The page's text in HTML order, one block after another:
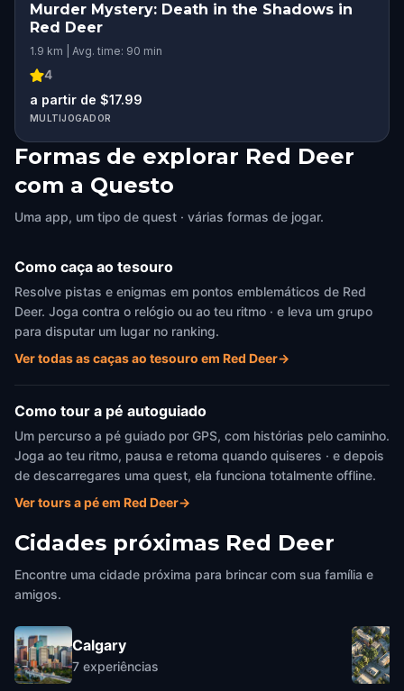
Murder Mystery: Death in the Shadows in
Red Deer
1.9 km | Avg. time: 90 min
4
a partir de $17.99
MULTIJOGADOR
Formas de explorar Red Deer
com a Questo
Uma app, um tipo de quest · várias formas de jogar.
Como caça ao tesouro
Resolve pistas e enigmas em pontos emblemáticos de Red
Deer. Joga contra o relógio ou ao teu ritmo · e leva um grupo
para disputar um lugar no ranking.
Ver todas as caças ao tesouro em Red Deer→
Como tour a pé autoguiado
Um percurso a pé guiado por GPS, com histórias pelo caminho.
Joga ao teu ritmo, pausa e retoma quando quiseres · e depois
de descarregares uma quest, ela funciona totalmente offline.
Ver tours a pé em Red Deer→
Cidades próximas Red Deer
Encontre uma cidade próxima para brincar com sua família e
amigos.
Calgary
7 experiências